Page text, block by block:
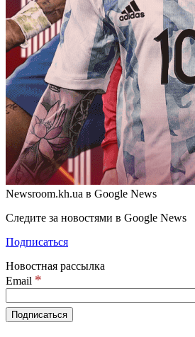
Newsroom.kh.ua в Google News
Следите за новостями в Google News
Подписаться
Новостная рассылка
Email *